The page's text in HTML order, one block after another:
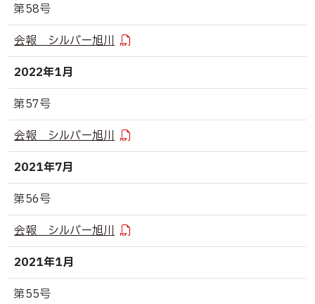
第58号
会報 シルバー旭川
2022年1月
第57号
会報 シルバー旭川
2021年7月
第56号
会報 シルバー旭川
2021年1月
第55号